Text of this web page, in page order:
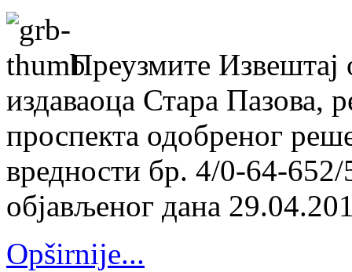
Преузмите Извештај
издаваоца Стара Пазова,
проспекта одобреног
вредности бр. 4/0-64-
објављеног дана
Opširnije...